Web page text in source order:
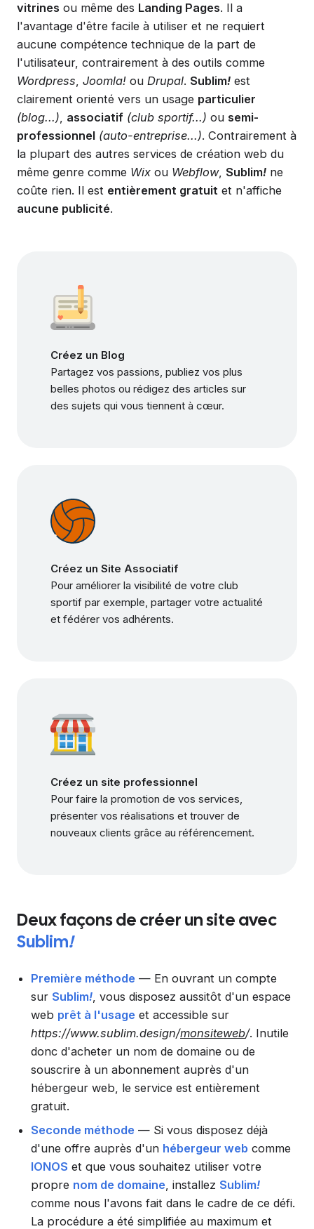
vitrines ou même des Landing Pages. Il a
l'avantage d'être facile à utiliser et ne requiert
aucune compétence technique de la part de
l'utilisateur, contrairement à des outils comme
Wordpress, Joomla! ou Drupal. Sublim! est
clairement orienté vers un usage particulier
(blog...), associatif (club sportif...) ou semi-
professionnel (auto-entreprise...). Contrairement à
la plupart des autres services de création web du
même genre comme Wix ou Webflow, Sublim! ne
coûte rien. Il est entièrement gratuit et n'affiche
aucune publicité.
Créez un Blog
Partagez vos passions, publiez vos plus
belles photos ou rédigez des articles sur
des sujets qui vous tiennent à cœur.
Créez un Site Associatif
Pour améliorer la visibilité de votre club
sportif par exemple, partager votre actualité
et fédérer vos adhérents.
Créez un site professionnel
Pour faire la promotion de vos services,
présenter vos réalisations et trouver de
nouveaux clients grâce au référencement.
Deux façons de créer un site avec
Sublim!
Première méthode — En ouvrant un compte
sur Sublim!, vous disposez aussitôt d'un espace
web prêt à l'usage et accessible sur
https://www.sublim.design/monsiteweb/. Inutile
donc d'acheter un nom de domaine ou de
souscrire à un abonnement auprès d'un
hébergeur web, le service est entièrement
gratuit.
Seconde méthode — Si vous disposez déjà
d'une offre auprès d'un hébergeur web comme
IONOS et que vous souhaitez utiliser votre
propre nom de domaine, installez Sublim!
comme nous l'avons fait dans le cadre de ce défi.
La procédure a été simplifiée au maximum et